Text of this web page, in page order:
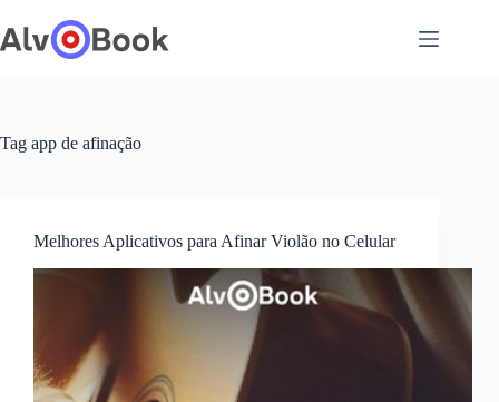
para
o
Tag app de afinação
Melhores Aplicativos para Afinar Violão no Celular